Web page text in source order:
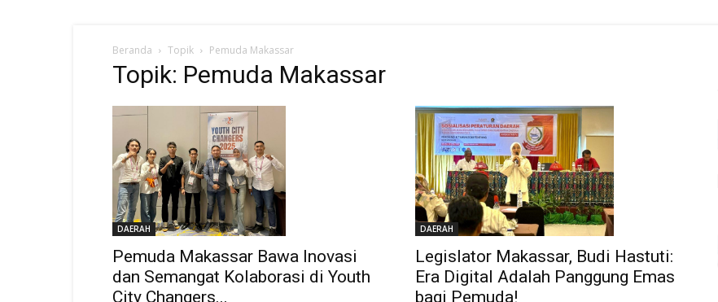
Beranda Topik Pemuda Makassar
Topik: Pemuda Makassar
DAERAH
Pemuda Makassar Bawa Inovasi
dan Semangat Kolaborasi di Youth
City Changers...
DAERAH
Legislator Makassar, Budi Hastuti:
Era Digital Adalah Panggung Emas
bagi Pemuda!